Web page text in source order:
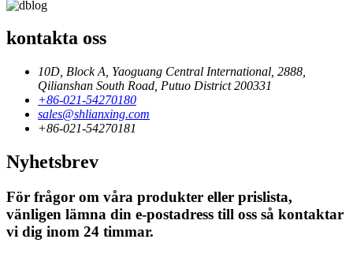
kontakta oss
10D, Block A, Yaoguang Central International, 2888,
Qilianshan South Road, Putuo District 200331
+86-021-54270180
sales@shlianxing.com
+86-021-54270181
Nyhetsbrev
För frågor om våra produkter eller prislista,
vänligen lämna din e-postadress till oss så kontaktar
vi dig inom 24 timmar.